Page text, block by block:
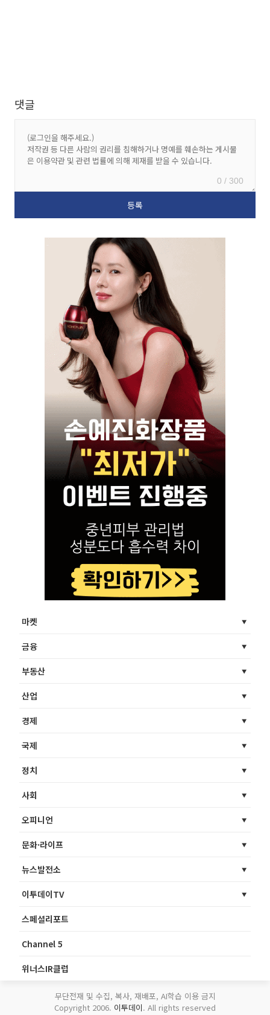
댓글
0 / 300
마켓
금융
부동산
산업
경제
국제
정치
사회
오피니언
문화·라이프
뉴스발전소
이투데이TV
스페셜리포트
Channel 5
위너스IR클럽
무단전재 및 수집, 복사, 재배포, AI학습 이용 금지
Copyright 2006. 이투데이. All rights reserved